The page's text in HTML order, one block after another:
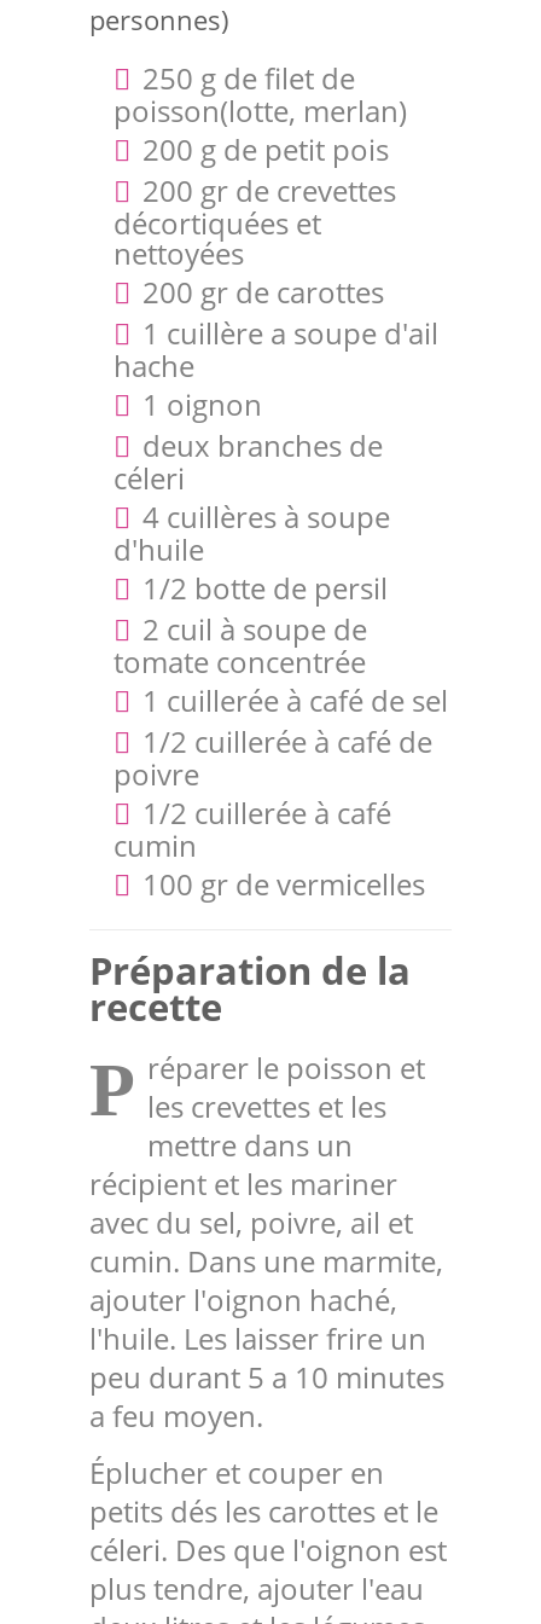
personnes)
250 g de filet de
poisson(lotte, merlan)
200 g de petit pois
200 gr de crevettes
décortiquées et
nettoyées
200 gr de carottes
1 cuillère a soupe d'ail
hache
1 oignon
deux branches de
céleri
4 cuillères à soupe
d'huile
1/2 botte de persil
2 cuil à soupe de
tomate concentrée
1 cuillerée à café de sel
1/2 cuillerée à café de
poivre
1/2 cuillerée à café
cumin
100 gr de vermicelles
Préparation de la
recette
P réparer le poisson et
les crevettes et les
mettre dans un
récipient et les mariner
avec du sel, poivre, ail et
cumin. Dans une marmite,
ajouter l'oignon haché,
l'huile. Les laisser frire un
peu durant 5 a 10 minutes
a feu moyen.
Éplucher et couper en
petits dés les carottes et le
céleri. Des que l'oignon est
plus tendre, ajouter l'eau